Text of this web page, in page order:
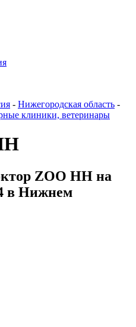
- Нижегородская область -
клиники, ветеринары
ZOO НН на
в Нижнем